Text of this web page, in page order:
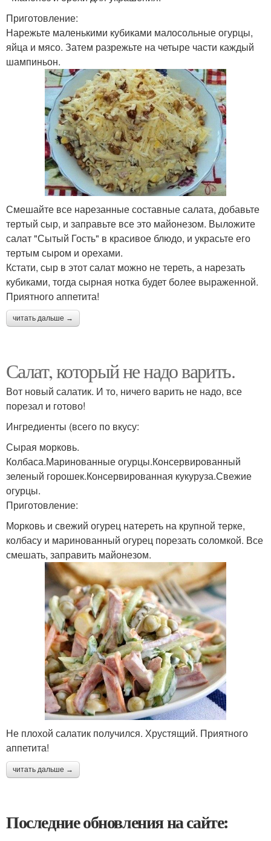
Приготовление:
Нарежьте маленькими кубиками малосольные огурцы,
яйца и мясо. Затем разрежьте на четыре части каждый
шампиньон.
Смешайте все нарезанные составные салата, добавьте
тертый сыр, и заправьте все это майонезом. Выложите
салат "Сытый Гость" в красивое блюдо, и украсьте его
тертым сыром и орехами.
Кстати, сыр в этот салат можно не тереть, а нарезать
кубиками, тогда сырная нотка будет более выраженной.
Приятного аппетита!
читать дальше →
Салат, который не надо варить.
Вот новый салатик. И то, ничего варить не надо, все
порезал и готово!
Ингредиенты (всего по вкусу:
Сырая морковь.
Колбаса.Маринованные огурцы.Консервированный
зеленый горошек.Консервированная кукуруза.Свежие
огурцы.
Приготовление:
Морковь и свежий огурец натереть на крупной терке,
колбасу и маринованный огурец порезать соломкой. Все
смешать, заправить майонезом.
Не плохой салатик получился. Хрустящий. Приятного
аппетита!
читать дальше →
Последние обновления на сайте: